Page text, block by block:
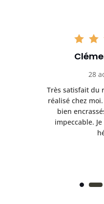
28
Très satisfait du
réalisé chez
bien
impeccable.